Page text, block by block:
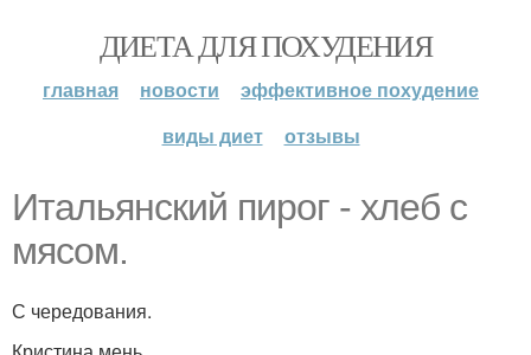
ДИЕТА ДЛЯ ПОХУДЕНИЯ
главная новости
эффективное похудение
виды диет
отзывы
Итальянский пирог - хлеб с
мясом.
С чередования.